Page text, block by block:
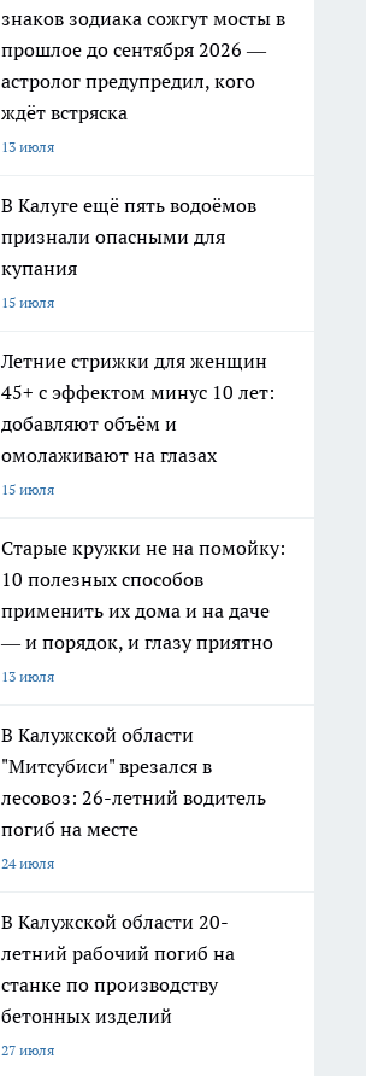
знаков зодиака сожгут мосты в
прошлое до сентября 2026 —
астролог предупредил, кого
ждёт встряска
13 июля
В Калуге ещё пять водоёмов
признали опасными для
купания
15 июля
Летние стрижки для женщин
45+ с эффектом минус 10 лет:
добавляют объём и
омолаживают на глазах
15 июля
Старые кружки не на помойку:
10 полезных способов
применить их дома и на даче
— и порядок, и глазу приятно
13 июля
В Калужской области
"Митсубиси" врезался в
лесовоз: 26-летний водитель
погиб на месте
24 июля
В Калужской области 20-
летний рабочий погиб на
станке по производству
бетонных изделий
27 июля